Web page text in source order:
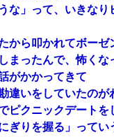
な」って、いきなり
から叩かれてボーゼ
まったんで、怖くな
がかかってきて
違いをしていたのが
ピクニックデートを
ぎりを握る」ってい